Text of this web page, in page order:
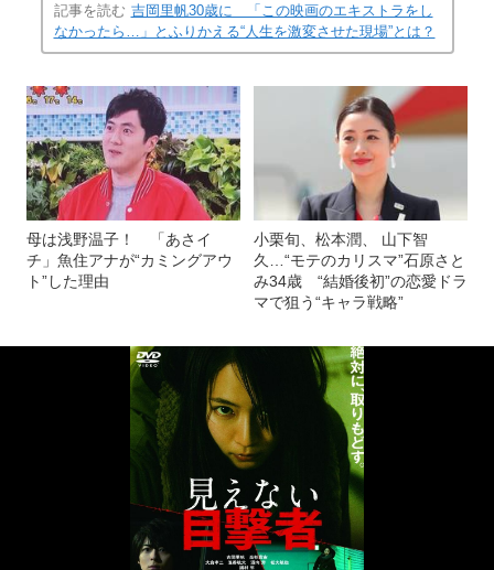
記事を読む 吉岡里帆30歳に 「この映画のエキストラをし
なかったら…」とふりかえる“人生を激変させた現場”とは？
母は浅野温子！ 「あさイ
チ」魚住アナが“カミングアウ
ト”した理由
小栗旬、松本潤、 山下智
久…“モテのカリスマ”石原さと
み34歳 “結婚後初”の恋愛ドラ
マで狙う“キャラ戦略”